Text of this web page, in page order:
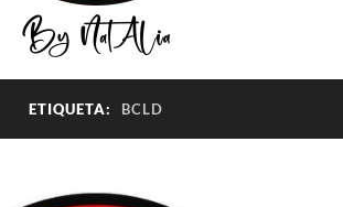
ETIQUETA: BCLD